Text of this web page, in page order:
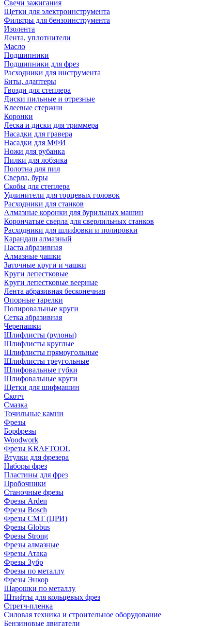
Свечи зажигания
Щетки для электроинструмента
Фильтры для бензоинструмента
Изолента
Лента, уплотнители
Масло
Подшипники
Подшипники для фрез
Расходники для инструмента
Биты, адаптеры
Гвозди для степлера
Диски пильные и отрезные
Клеевые стержни
Коронки
Леска и диски для триммера
Насадки для гравера
Насадки для МФИ
Ножи для рубанка
Пилки для лобзика
Полотна для пил
Сверла, буры
Скобы для степлера
Удлинители для торцевых головок
Расходники для станков
Алмазные коронки для бурильных машин
Корончатые сверла для сверлильных станков
Расходники для шлифовки и полировки
Карандаш алмазный
Паста абразивная
Алмазные чашки
Заточные круги и чашки
Круги лепестковые
Круги лепестковые веерные
Лента абразивная бесконечная
Опорные тарелки
Полировальные круги
Сетка абразивная
Черепашки
Шлифлисты (рулоны)
Шлифлисты круглые
Шлифлисты прямоугольные
Шлифлисты треугольные
Шлифовальные губки
Шлифовальные круги
Щетки для шифмашин
Скотч
Смазка
Точильные камни
Фрезы
Борфрезы
Woodwork
Фрезы KRAFTOOL
Втулки для фрезера
Наборы фрез
Пластины для фрез
Пробочники
Станочные фрезы
Фрезы Arden
Фрезы Bosch
Фрезы CMT (ЦРИ)
Фрезы Globus
Фрезы Strong
Фрезы алмазные
Фрезы Атака
Фрезы Зубр
Фрезы по металлу
Фрезы Энкор
Шарошки по металлу
Штифты для кольцевых фрез
Стретч-пленка
Силовая техника и строительное оборудование
Бензиновые двигатели